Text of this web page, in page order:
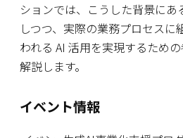
ションでは、こうした背景に
しつつ、実際の業務プロセス
われる AI 活用を実現するため
解説します。
イベント情報